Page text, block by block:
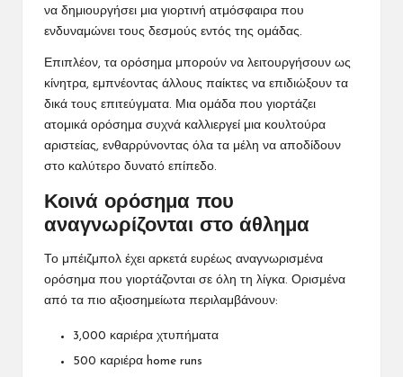
να δημιουργήσει μια γιορτινή ατμόσφαιρα που
ενδυναμώνει τους δεσμούς εντός της ομάδας.
Επιπλέον, τα ορόσημα μπορούν να λειτουργήσουν ως
κίνητρα, εμπνέοντας άλλους παίκτες να επιδιώξουν τα
δικά τους επιτεύγματα. Μια ομάδα που γιορτάζει
ατομικά ορόσημα συχνά καλλιεργεί μια κουλτούρα
αριστείας, ενθαρρύνοντας όλα τα μέλη να αποδίδουν
στο καλύτερο δυνατό επίπεδο.
Κοινά ορόσημα που
αναγνωρίζονται στο άθλημα
Το μπέιζμπολ έχει αρκετά ευρέως αναγνωρισμένα
ορόσημα που γιορτάζονται σε όλη τη λίγκα. Ορισμένα
από τα πιο αξιοσημείωτα περιλαμβάνουν:
3,000 καριέρα χτυπήματα
500 καριέρα home runs